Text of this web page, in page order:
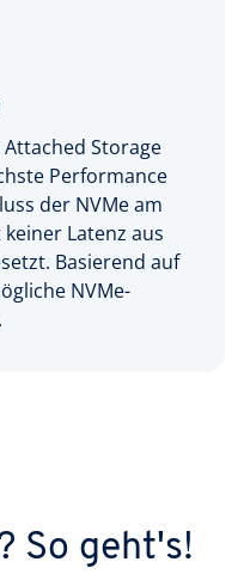
Storage
Performance
der NVMe am
Latenz aus
Basierend auf
NVMe-
So geht's!